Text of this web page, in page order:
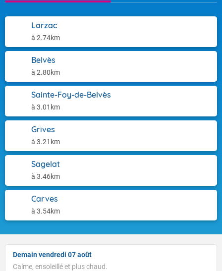
Larzac
à 2.74km
Belvès
à 2.80km
Sainte-Foy-de-Belvès
à 3.01km
Grives
à 3.21km
Sagelat
à 3.46km
Carves
à 3.54km
Demain vendredi 07 août
Calme, ensoleillé et plus chaud.